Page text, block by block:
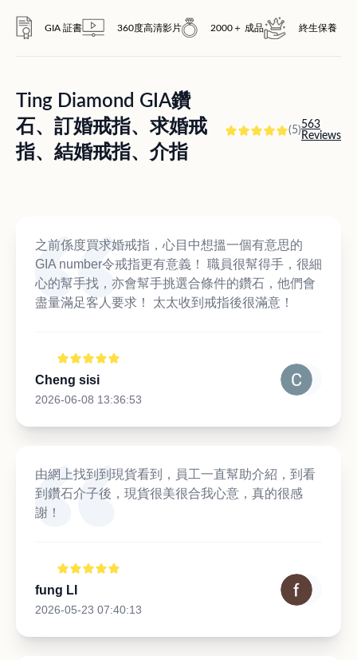
GIA 証書 360度高清影片 2000＋ 成品 終生保養
Ting Diamond GIA鑽
石、訂婚戒指、求婚戒
指、結婚戒指、介指
(5)563
Reviews
之前係度買求婚戒指，心目中想搵一個有意思的
GIA number令戒指更有意義！ 職員很幫得手，很細
心的幫手找，亦會幫手挑選合條件的鑽石，他們會
盡量滿足客人要求！ 太太收到戒指後很滿意！
Cheng sisi
2026-06-08 13:36:53
由網上找到到現貨看到，員工一直幫助介紹，到看
到鑽石介子後，現貨很美很合我心意，真的很感
謝！
fung LI
2026-05-23 07:40:13